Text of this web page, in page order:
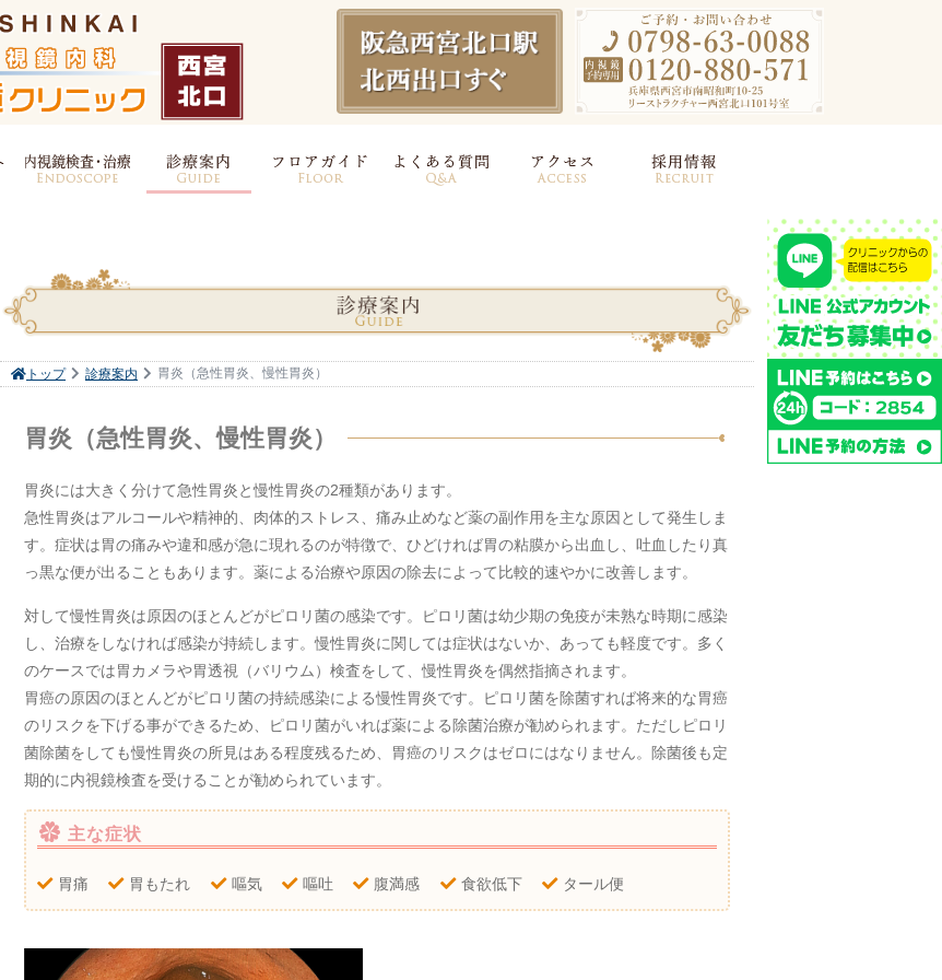
トップ 診療案内 胃炎（急性胃炎、慢性胃炎）
胃炎（急性胃炎、慢性胃炎）
胃炎には大きく分けて急性胃炎と慢性胃炎の2種類があります。
急性胃炎はアルコールや精神的、肉体的ストレス、痛み止めなど薬の副作用を主な原因として発生しま
す。症状は胃の痛みや違和感が急に現れるのが特徴で、ひどければ胃の粘膜から出血し、吐血したり真
っ黒な便が出ることもあります。薬による治療や原因の除去によって比較的速やかに改善します。
対して慢性胃炎は原因のほとんどがピロリ菌の感染です。ピロリ菌は幼少期の免疫が未熟な時期に感染
し、治療をしなければ感染が持続します。慢性胃炎に関しては症状はないか、あっても軽度です。多く
のケースでは胃カメラや胃透視（バリウム）検査をして、慢性胃炎を偶然指摘されます。
胃癌の原因のほとんどがピロリ菌の持続感染による慢性胃炎です。ピロリ菌を除菌すれば将来的な胃癌
のリスクを下げる事ができるため、ピロリ菌がいれば薬による除菌治療が勧められます。ただしピロリ
菌除菌をしても慢性胃炎の所見はある程度残るため、胃癌のリスクはゼロにはなりません。除菌後も定
期的に内視鏡検査を受けることが勧められています。
主な症状
胃痛 胃もたれ 嘔気 嘔吐 腹満感 食欲低下 タール便